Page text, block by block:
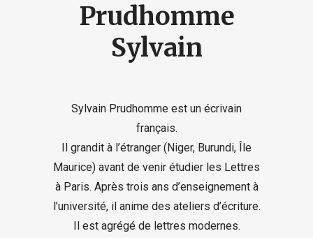
Prudhomme
Sylvain
Sylvain Prudhomme est un écrivain
français.
Il grandit à l’étranger (Niger, Burundi, Île
Maurice) avant de venir étudier les Lettres
à Paris. Après trois ans d’enseignement à
l’université, il anime des ateliers d’écriture.
Il est agrégé de lettres modernes.